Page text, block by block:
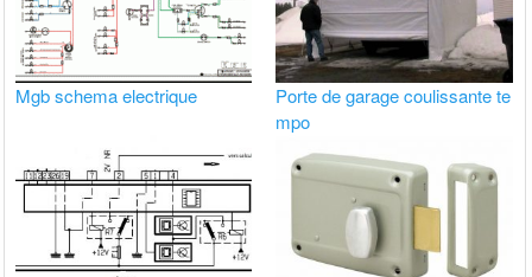
Mgb schema electrique
Porte de garage coulissante te
mpo